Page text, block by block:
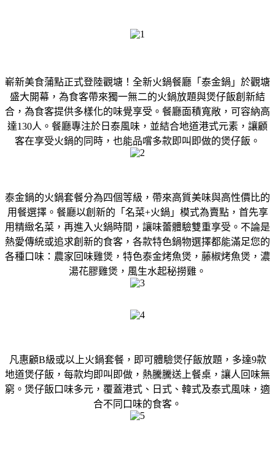
嶄新美食蒲點正式登陸觀塘！全新火鍋餐廳「泰金鍋」於觀塘
盛大開幕，為食客帶來獨一無二的火鍋放題與煲仔飯創新結
合，為食客提供多樣化的味覺享受。餐廳面積寬敞，可容納高
達130人。餐廳專注於日泰風味，並結合地道港式元素，讓顧
客在享受火鍋的同時，也能品嚐多款即叫即做的煲仔飯。
泰金鍋的火鍋套餐分為四個等級，帶來高質美味與高性價比的
用餐選擇。餐廳以創新的「名菜+火鍋」模式為賣點，首先享
用精緻名菜，再進入火鍋時間，讓味蕾體驗雙重享受。不論是
熱愛傳統或追求創新的食客，各款特色鍋物選擇都能滿足您的
各種口味：農家回味雞煲，特色泰金烤魚煲，藤椒烤魚煲，濃
湯花膠雞煲，風生水起秘撈雞。
凡惠顧B級或以上火鍋套餐，即可體驗煲仔飯放題，多達9款
地道煲仔飯，每款均即叫即做，熱騰騰送上餐桌，讓人回味無
窮。煲仔飯口味多元，覆蓋港式、日式、韓式及泰式風味，適
合不同口味的食客。